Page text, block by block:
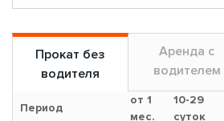
Прокат без
водителя
Аренда с
водителем
Период
от 1
мес.
10-29
суток